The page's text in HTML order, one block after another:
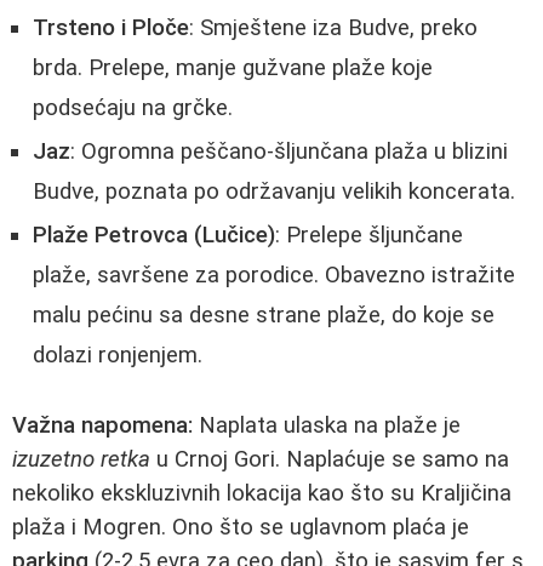
Trsteno i Ploče: Smještene iza Budve, preko
brda. Prelepe, manje gužvane plaže koje
podsećaju na grčke.
Jaz: Ogromna peščano-šljunčana plaža u blizini
Budve, poznata po održavanju velikih koncerata.
Plaže Petrovca (Lučice): Prelepe šljunčane
plaže, savršene za porodice. Obavezno istražite
malu pećinu sa desne strane plaže, do koje se
dolazi ronjenjem.
Važna napomena: Naplata ulaska na plaže je
izuzetno retka u Crnoj Gori. Naplaćuje se samo na
nekoliko ekskluzivnih lokacija kao što su Kraljičina
plaža i Mogren. Ono što se uglavnom plaća je
parking (2-2.5 evra za ceo dan), što je sasvim fer s